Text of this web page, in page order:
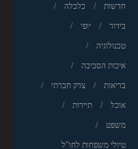
חדשות כלכלה
בידור יופי
טכנולוגיה
איכות הסביבה
בריאות צדק חברתי
אוכל תיירות
משפט
טיולי משפחות לחו"ל